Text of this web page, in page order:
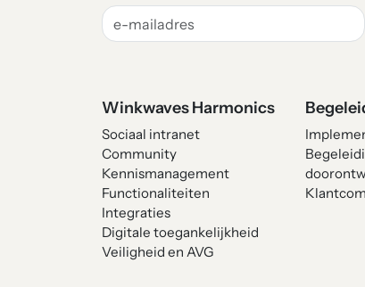
Winkwaves Harmonics
Sociaal intranet
Community
Kennismanagement
Functionaliteiten
Integraties
Digitale toegankelijkheid
Veiligheid en AVG